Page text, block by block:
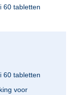
60 tabletten
60 tabletten
voor